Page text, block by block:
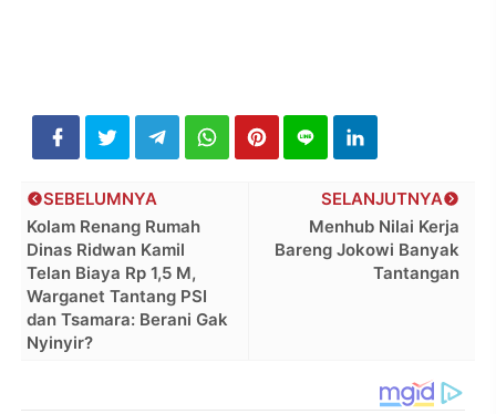
SELANJUTNYA
Menhub Nilai Kerja
Bareng Jokowi Banyak
Tantangan
SEBELUMNYA
Kolam Renang Rumah
Dinas Ridwan Kamil
Telan Biaya Rp 1,5 M,
Warganet Tantang PSI
dan Tsamara: Berani Gak
Nyinyir?